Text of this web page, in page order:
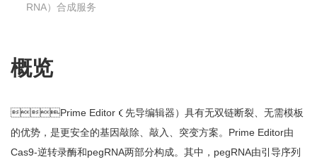
RNA）合成服务
概览
Prime Editor（先导编辑器）具有无双链断裂、无需模板
的优势，是更安全的基因敲除、敲入、突变方案。Prime Editor由
Cas9-逆转录酶和pegRNA两部分构成。其中，pegRNA由引导序列